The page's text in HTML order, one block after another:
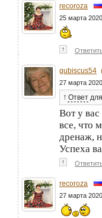
recoroza
25 марта
↑
gubiscus54
27 марта
↑ Ответ для
Вот у
все, что
дренаж,
Успеха
↑
recoroza
27 марта